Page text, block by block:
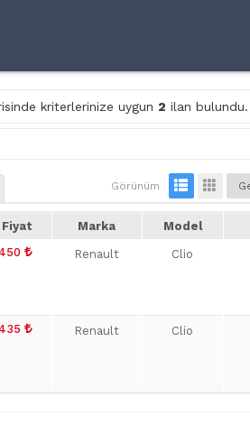
kriterlerinize uygun 2 ilan bulundu.
Görünüm
Fiyat Marka Model
450 Renault Clio
435 Renault Clio